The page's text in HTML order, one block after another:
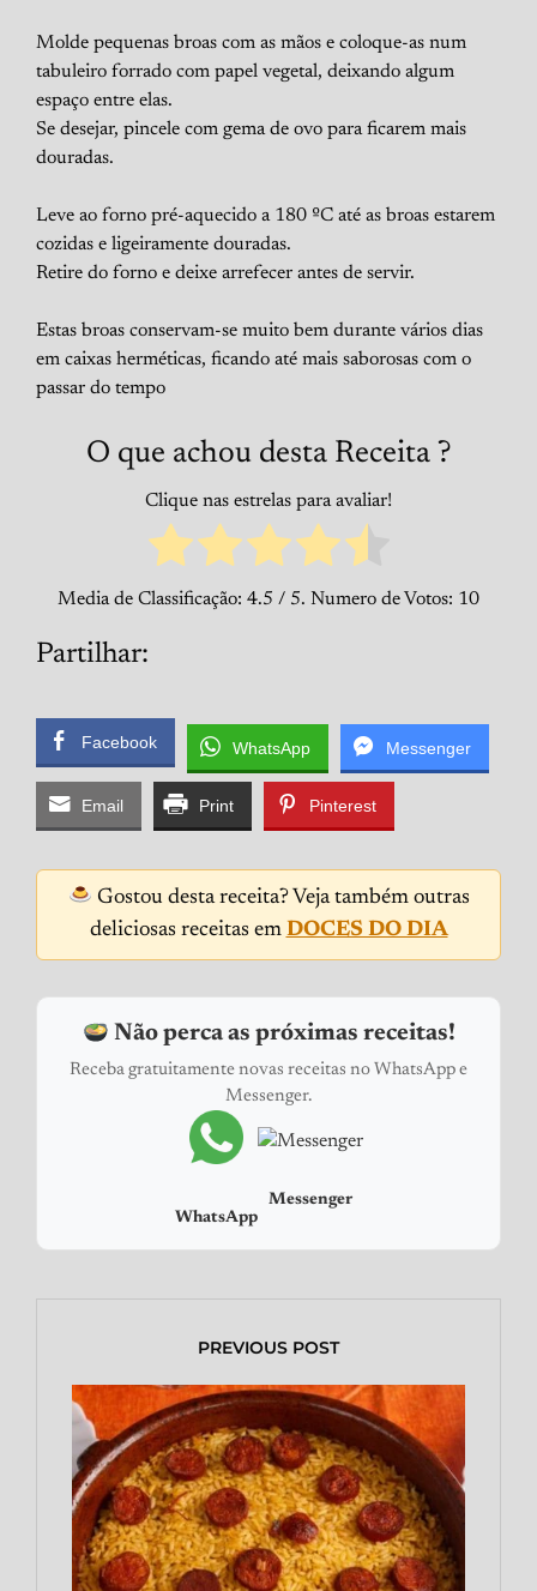
Molde pequenas broas com as mãos e coloque-as num
tabuleiro forrado com papel vegetal, deixando algum
espaço entre elas.
Se desejar, pincele com gema de ovo para ficarem mais
douradas.
Leve ao forno pré-aquecido a 180 ºC até as broas estarem
cozidas e ligeiramente douradas.
Retire do forno e deixe arrefecer antes de servir.
Estas broas conservam-se muito bem durante vários dias
em caixas herméticas, ficando até mais saborosas com o
passar do tempo
O que achou desta Receita ?
Clique nas estrelas para avaliar!
Media de Classificação: 4.5 / 5. Numero de Votos: 10
Partilhar:
Facebook WhatsApp Messenger
Email Print Pinterest
Gostou desta receita? Veja também outras
deliciosas receitas em DOCES DO DIA
Não perca as próximas receitas!
Receba gratuitamente novas receitas no WhatsApp e
Messenger.
WhatsApp
Messenger
PREVIOUS POST